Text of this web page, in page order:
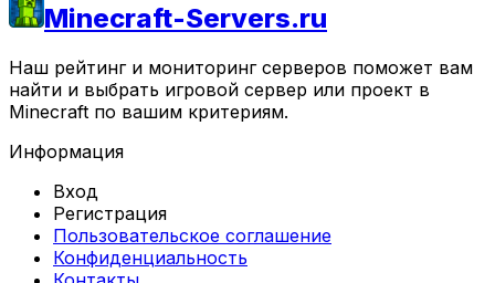
Minecraft-Servers.ru
Наш рейтинг и мониторинг серверов поможет вам
найти и выбрать игровой сервер или проект в
Minecraft по вашим критериям.
Информация
Вход
Регистрация
Пользовательское соглашение
Конфиденциальность